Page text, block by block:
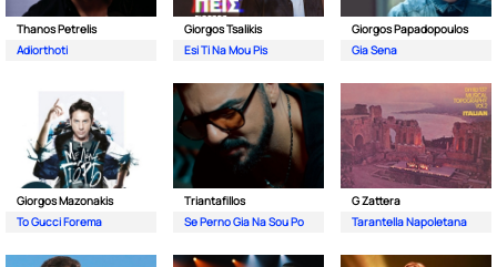
Thanos Petrelis
Adiorthoti
Giorgos Tsalikis
Esi Ti Na Mou Pis
Giorgos Papadopoulos
Gia Sena
Giorgos Mazonakis
To Gucci Forema
Triantafillos
Se Perno Gia Na Sou Po
G Zattera
Tarantella Napoletana